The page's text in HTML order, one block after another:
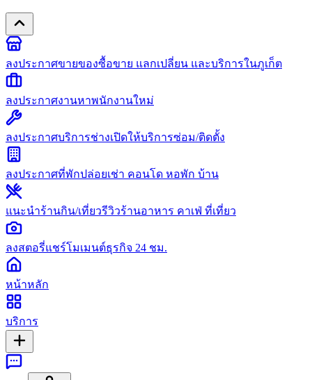
ลงประกาศขายของซื้อขาย แลกเปลี่ยน และบริการในภูเก็ต
ลงประกาศงานหาพนักงานใหม่
ลงประกาศบริการช่างเปิดให้บริการซ่อม/ติดตั้ง
ลงประกาศที่พักปล่อยเช่า คอนโด หอพัก บ้าน
แนะนำร้านกิน/เที่ยวรีวิวร้านอาหาร คาเฟ่ ที่เที่ยว
ลงสตอรี่แชร์โมเมนต์ธุรกิจ 24 ชม.
หน้าหลัก
บริการ